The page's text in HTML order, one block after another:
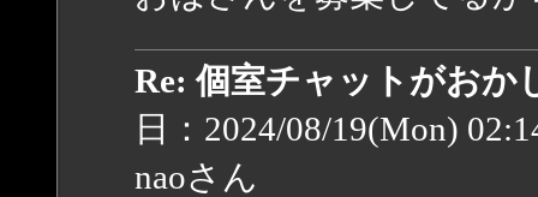
Re: 個室チャットがおか
日：2024/08/19(Mon)
naoさん